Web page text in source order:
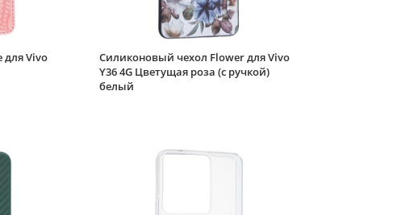
для Vivo
Силиконовый чехол Flower для Vivo
Y36 4G Цветущая роза (с ручкой)
белый